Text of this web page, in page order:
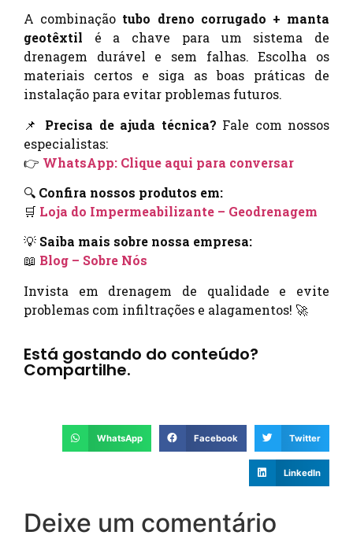
A combinação tubo dreno corrugado + manta
geotêxtil é a chave para um sistema de
drenagem durável e sem falhas. Escolha os
materiais certos e siga as boas práticas de
instalação para evitar problemas futuros.
📌 Precisa de ajuda técnica? Fale com nossos
especialistas:
👉 WhatsApp: Clique aqui para conversar
🔍 Confira nossos produtos em:
🛒 Loja do Impermeabilizante – Geodrenagem
💡 Saiba mais sobre nossa empresa:
📖 Blog – Sobre Nós
Invista em drenagem de qualidade e evite
problemas com infiltrações e alagamentos! 🚀
Está gostando do conteúdo?
Compartilhe.
WhatsApp Facebook Twitter
LinkedIn
Deixe um comentário